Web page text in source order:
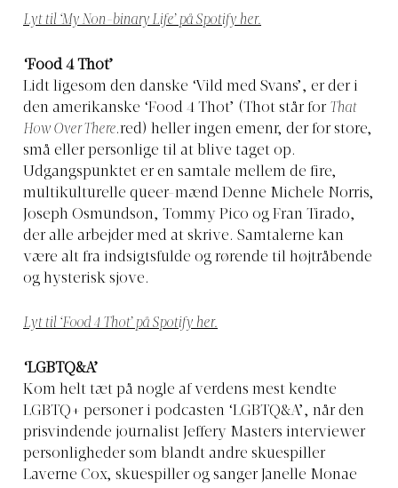
Lyt til ‘My Non-binary Life’ på Spotify her.
‘Food 4 Thot’
Lidt ligesom den danske ‘Vild med Svans’, er der i
den amerikanske ‘Food 4 Thot’ (Thot står for That
How Over There.red) heller ingen emenr, der for store,
små eller personlige til at blive taget op.
Udgangspunktet er en samtale mellem de fire,
multikulturelle queer-mænd Denne Michele Norris,
Joseph Osmundson, Tommy Pico og Fran Tirado,
der alle arbejder med at skrive. Samtalerne kan
være alt fra indsigtsfulde og rørende til højtråbende
og hysterisk sjove.
Lyt til ‘Food 4 Thot’ på Spotify her.
‘LGBTQ&A’
Kom helt tæt på nogle af verdens mest kendte
LGBTQ+ personer i podcasten ‘LGBTQ&A’, når den
prisvindende journalist Jeffery Masters interviewer
personligheder som blandt andre skuespiller
Laverne Cox, skuespiller og sanger Janelle Monae